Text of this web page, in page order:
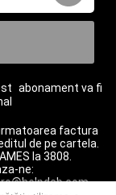
abonament va fi
factura
de pe cartela.
la 3808.
ne:
ro@helpdcb.com